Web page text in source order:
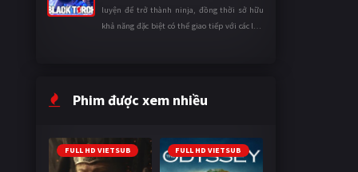
luyện để trở thành ninja, đồng thời sở hữu
khả năng đặc biệt có thể giao tiếp với các loài
Phim được xem nhiều
FULL HD VIETSUB FULL HD VIETSUB